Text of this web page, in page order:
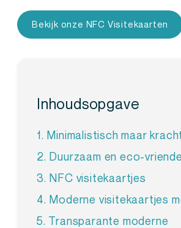
Bekijk onze NFC Visitekaarten
Inhoudsopgave
1. Minimalistisch maar
2. Duurzaam en eco-
3. NFC visitekaartjes
4. Moderne visitekaartjes
5. Transparante moderne